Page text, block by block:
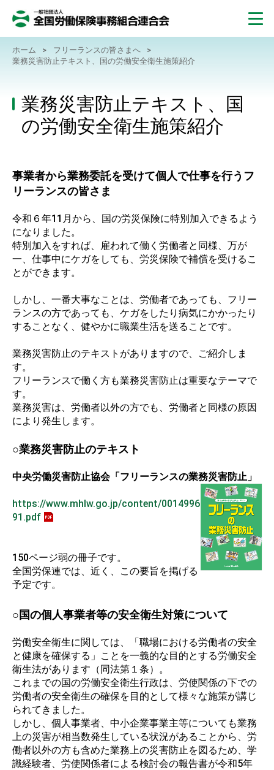
ホーム > フリーランスの皆さまへ
>
業務災害防止テキスト、国の労働安全衛生施策紹介
業務災害防止テキスト、国
の労働安全衛生施策紹介
事業者から業務委託を受けて個人で仕事を行うフ
リーランスの皆さま
令和６年11月から、国の労災保険に特別加入できるよう
になりました。
特別加入をすれば、雇われて働く労働者と同様、万が
一、仕事中にケガをしても、労災保険で補償を受けるこ
とができます。
しかし、一番大事なことは、労働者であっても、フリー
ランスの方であっても、ケガをしたり病気にかかったり
することなく、健やかに職業生活を送ることです。
業務災害防止のテキストがありますので、ご紹介しま
す。
フリーランスで働く方も業務災害防止は重要なテーマで
す。
業務災害は、労働者以外の方でも、労働者と同様の原因
により発生します。
○業務災害防止のテキスト
中央労働災害防止協会「フリーランスの業務災害防止」
https://www.mhlw.go.jp/content/0014996
91.pdf
150ページ弱の冊子です。
全国労保連では、近く、この要旨を掲げる
予定です。
○国の個人事業者等の安全衛生対策について
労働安全衛生に関しては、「職場における労働者の安全
と健康を確保する」ことを一義的な目的とする労働安全
衛生法があります（同法第１条）。
これまでの国の労働安全衛生行政は、労使関係の下での
労働者の安全衛生の確保を目的として様々な施策が講じ
られてきました。
しかし、個人事業者、中小企業事業主等についても業務
上の災害が相当数発生している状況があることから、労
働者以外の方も含めた業務上の災害防止を図るため、学
識経験者、労使関係者による検討会の報告書が令和5年